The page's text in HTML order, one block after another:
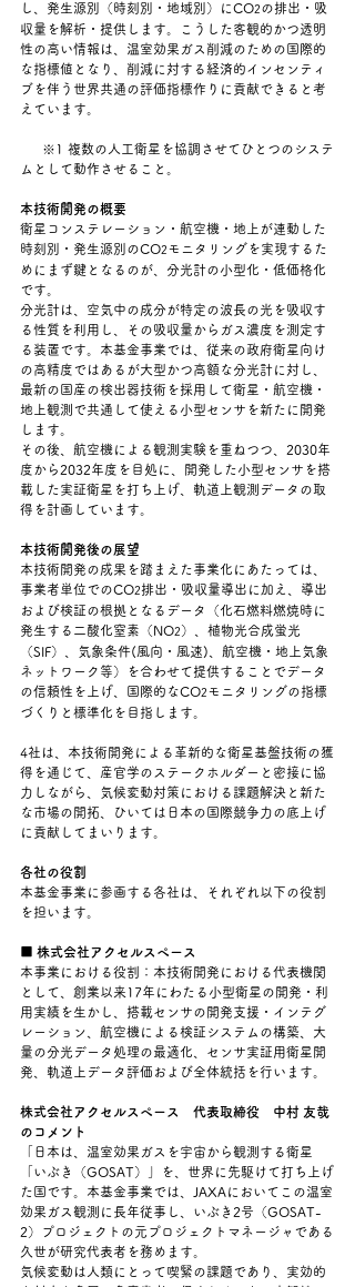
し、発生源別（時刻別・地域別）にCO2 の排出・吸
収量を解析・提供します。こうした客観的かつ透明
性の高い情報は、温室効果ガス削減のための国際的
な指標値となり、削減に対する経済的インセンティ
ブを伴う世界共通の評価指標作りに貢献できると考
えています。
※1 複数の人工衛星を協調させてひとつのシステ
ムとして動作させること。
本技術開発の概要
衛星コンステレーション・航空機・地上が連動した
時刻別・発生源別のCO2 モニタリングを実現するた
めにまず鍵となるのが、分光計の小型化・低価格化
です。
分光計は、空気中の成分が特定の波長の光を吸収す
る性質を利用し、その吸収量からガス濃度を測定す
る装置です。本基金事業では、従来の政府衛星向け
の高精度ではあるが大型かつ高額な分光計に対し、
最新の国産の検出器技術を採用して衛星・航空機・
地上観測で共通して使える小型センサを新たに開発
します。
その後、航空機による観測実験を重ねつつ、2030年
度から2032年度を目処に、開発した小型センサを搭
載した実証衛星を打ち上げ、軌道上観測データの取
得を計画しています。
本技術開発後の展望
本技術開発の成果を踏まえた事業化にあたっては、
事業者単位でのCO2排出・吸収量導出に加え、導出
および検証の根拠となるデータ（化石燃料燃焼時に
発生する二酸化窒素（NO2 ）、植物光合成蛍光
（SIF）、気象条件(風向・風速)、航空機・地上気象
ネットワーク等）を合わせて提供することでデータ
の信頼性を上げ、国際的なCO2 モニタリングの指標
づくりと標準化を目指します。
4社は、本技術開発による革新的な衛星基盤技術の獲
得を通じて、産官学のステークホルダーと密接に協
力しながら、気候変動対策における課題解決と新た
な市場の開拓、ひいては日本の国際競争力の底上げ
に貢献してまいります。
各社の役割
本基金事業に参画する各社は、それぞれ以下の役割
を担います。
■ 株式会社アクセルスペース
本事業における役割：本技術開発における代表機関
として、創業以来17年にわたる小型衛星の開発・利
用実績を生かし、搭載センサの開発支援・インテグ
レーション、航空機による検証システムの構築、大
量の分光データ処理の最適化、センサ実証用衛星開
発、軌道上データ評価および全体統括を行います。
株式会社アクセルスペース　代表取締役　中村 友哉
のコメント
「日本は、温室効果ガスを宇宙から観測する衛星
「いぶき（GOSAT）」を、世界に先駆けて打ち上げ
た国です。本基金事業では、JAXAにおいてこの温室
効果ガス観測に長年従事し、いぶき2号（GOSAT-
2）プロジェクトの元プロジェクトマネージャである
久世が研究代表者を務めます。
気候変動は人類にとって喫緊の課題であり、実効的